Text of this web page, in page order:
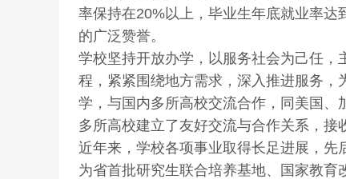
率保持在20%以上，毕业生年底就业率
的广泛赞誉。
学校坚持开放办学，以服务社会为己任，
程，紧紧围绕地方需求，深入推进服务
学，与国内多所高校交流合作，同美国
多所高校建立了友好交流与合作关系，接
近年来，学校各项事业取得长足进展，
为省首批研究生联合培养基地、国家教